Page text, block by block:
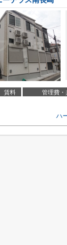
賃料 管理費・
ハ